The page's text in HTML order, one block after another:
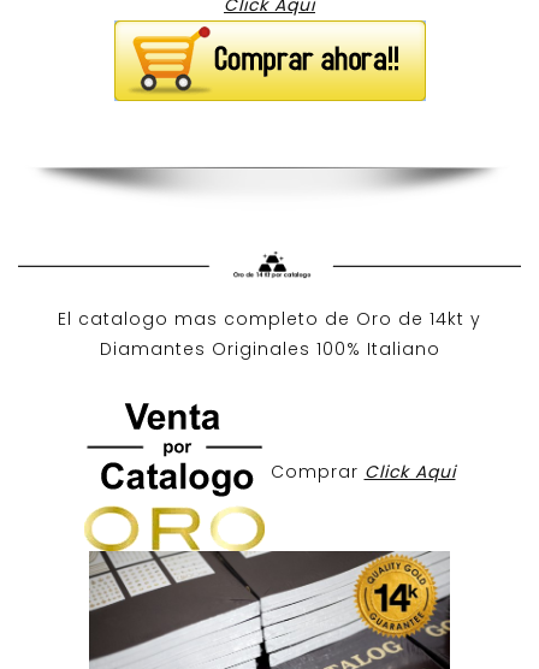
El catalogo mas completo de Oro de 14kt y
Diamantes Originales 100% Italiano
Comprar Click Aqui